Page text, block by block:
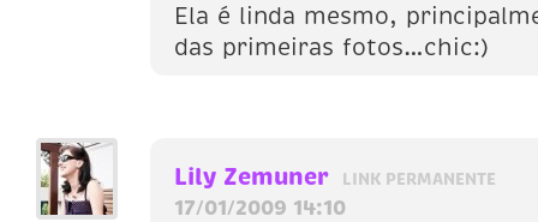
Ela é linda mesmo,
das primeiras fotos…chic:)
Lily Zemuner LINK PERMANENTE
17/01/2009 14:10